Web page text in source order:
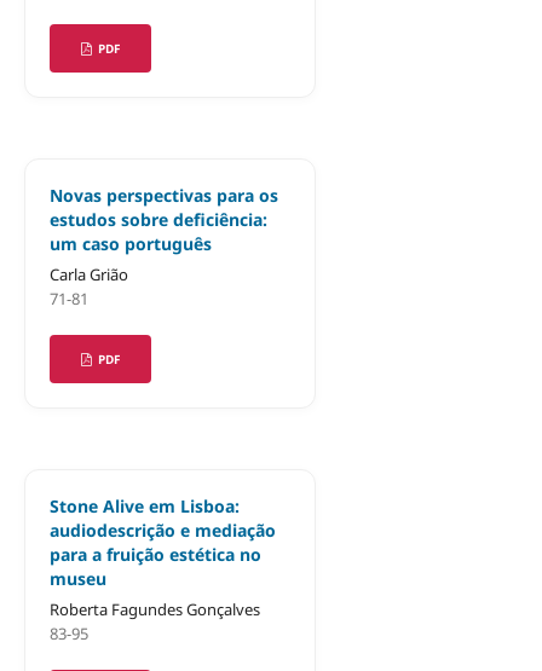
PDF
Novas perspectivas para os
estudos sobre deficiência:
um caso português
Carla Grião
71-81
PDF
Stone Alive em Lisboa:
audiodescrição e mediação
para a fruição estética no
museu
Roberta Fagundes Gonçalves
83-95